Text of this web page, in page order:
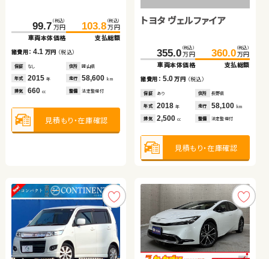
99.7 （税込）
万円
車両本体価格
103.8 （税込）
万円
支払総額
諸費用：4.1 万円 （税込）
保証 なし 住所 岡山県
年式 2015 年 走行 58,600 km
排気 660 cc 整備 法定整備付
見積もり・在庫確認
トヨタ ヴェルファイア
355.0 （税込）
万円
車両本体価格
360.0 （税込）
万円
支払総額
諸費用： 5.0万円 （税込）
保証 あり 住所 長野県
年式 2018年 走行 58,100 km
排気 2,500cc 整備 法定整備付
見積もり・在庫確認
スバル フォレスター ハイ
ブリッド
307.7万円
車両本体価格
諸費用：12.1万円 （税込）
保証 あり 住所 埼玉県
排気 2,000cc 整備 法定整備付
スズキ スイフト
79.8 （税込）
万円
車両本体価格
92.9 （税込）
万円
支払総額
諸費用： 13.1万円（税込）
保証 あり 住所 鹿児島県
年式 2017年 走行 57,400 km
排気 1,200cc 整備 法定整備付
見積もり・在庫確認
199.8 （税込）
万円
車両本体価格
215.3 （税込）
万円
支払総額
諸費用：15.5万円（税込）
保証 あり 住所 静岡県
年式 2018 年 走行 60,200 km
排気 2,000 整備 法定整備付
見積もり・在庫確認
148.6（税込）
万円
157.7
諸費用：9.1 万円（税込）
あり
年式 2022年 走行
排気 660 整備 法定整備付
見積もり・在庫確認
スズキ ワゴンＲ スズキ ジムニー